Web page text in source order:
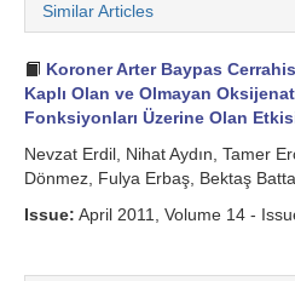
Similar Articles
Koroner Arter Baypas
Kaplı Olan ve Olmayan
Fonksiyonları Üzerine Olan
Nevzat Erdil, Nihat Aydın, Tamer
Dönmez, Fulya Erbaş, Bektaş
Issue: April 2011, Volume 14 -